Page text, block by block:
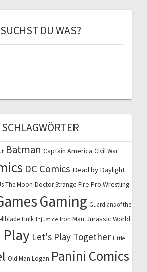
SUCHST DU WAS?
SCHLAGWÖRTER
Batman Captain America Civil War
DC Comics Dead by Daylight
The Moon Doctor Strange Fire Pro Wrestling
Gaming Guardians of the
Hulk Injustice Iron Man Jurassic World
Let's Play Together Little
Old Man Logan Panini Comics